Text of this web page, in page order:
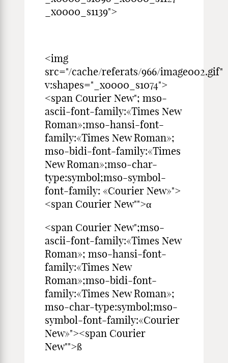
_x0000_s1139">
<img
src="/cache/referats/966/image002.gif"
<span Courier New"; mso-
ascii-font-family:«Times New
Roman»;mso-hansi-font-
family:«Times New Roman»;
mso-bidi-font-family:«Times
New Roman»;mso-char-
type:symbol;mso-symbol-
font-family: «Courier New»">
<span Courier New"">α
<span Courier New";mso-
ascii-font-family:«Times New
Roman»; mso-hansi-font-
family:«Times New
Roman»;mso-bidi-font-
family:«Times New Roman»;
mso-char-type:symbol;mso-
symbol-font-family:«Courier
New»"><span Courier
New"">ß